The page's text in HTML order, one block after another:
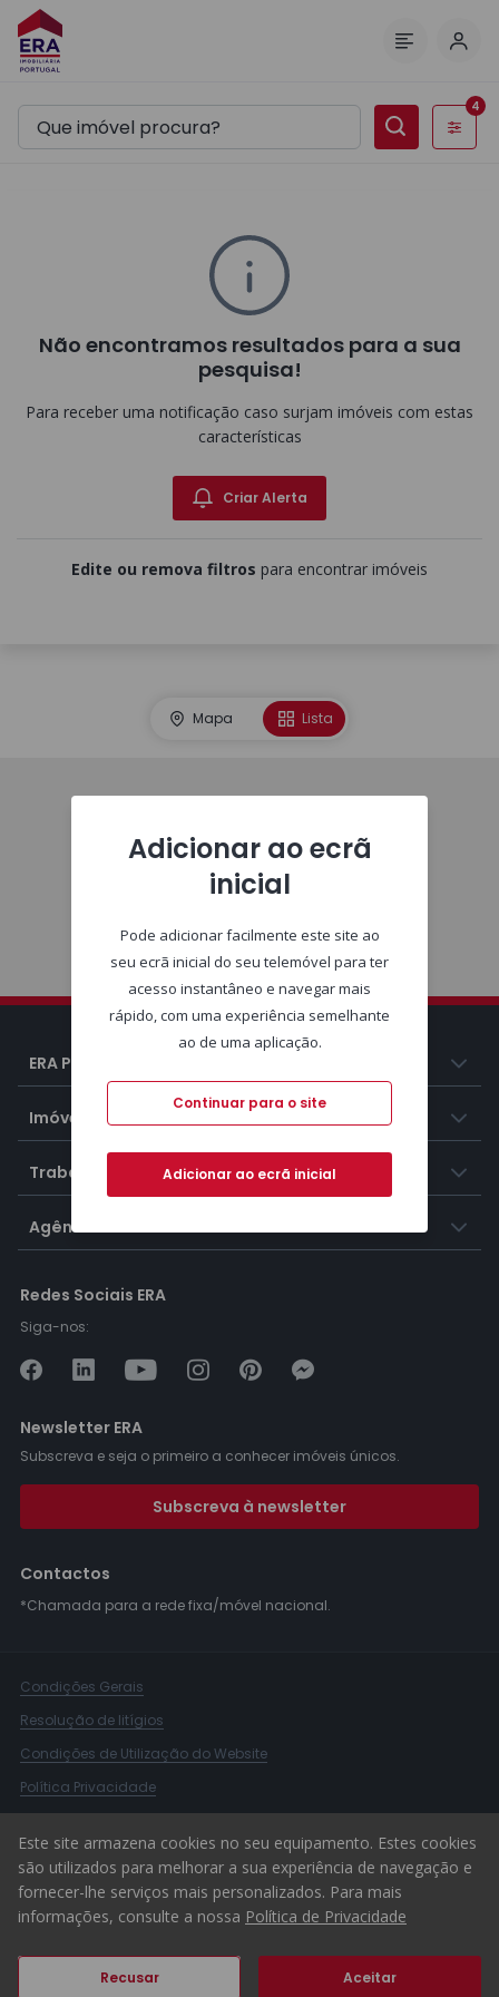
Filtros
4
Não encontramos resultados para a sua
pesquisa!
Para receber uma notificação caso surjam imóveis com estas
características
Criar Alerta
Edite ou remova filtros para encontrar imóveis
Mapa Lista
ERA Portugal
Imóveis
Trabalhar na ERA
Agências ERA
Redes Sociais ERA
Siga-nos:
Newsletter ERA
Subscreva e seja o primeiro a conhecer imóveis únicos.
Subscreva à newsletter
Contactos
*Chamada para a rede fixa/móvel nacional.
Condições Gerais
Resolução de litígios
Condições de Utilização do Website
Política Privacidade
Canal de Denúncias
© 2026 ERA Portugal
Este site armazena cookies no seu equipamento. Estes cookies
são utilizados para melhorar a sua experiência de navegação e
fornecer-lhe serviços mais personalizados. Para mais
informações, consulte a nossa Política de Privacidade
Recusar Aceitar
Adicionar ao ecrã
inicial
Pode adicionar facilmente este site ao
seu ecrã inicial do seu telemóvel para ter
acesso instantâneo e navegar mais
rápido, com uma experiência semelhante
ao de uma aplicação.
Continuar para o site
Adicionar ao ecrã inicial